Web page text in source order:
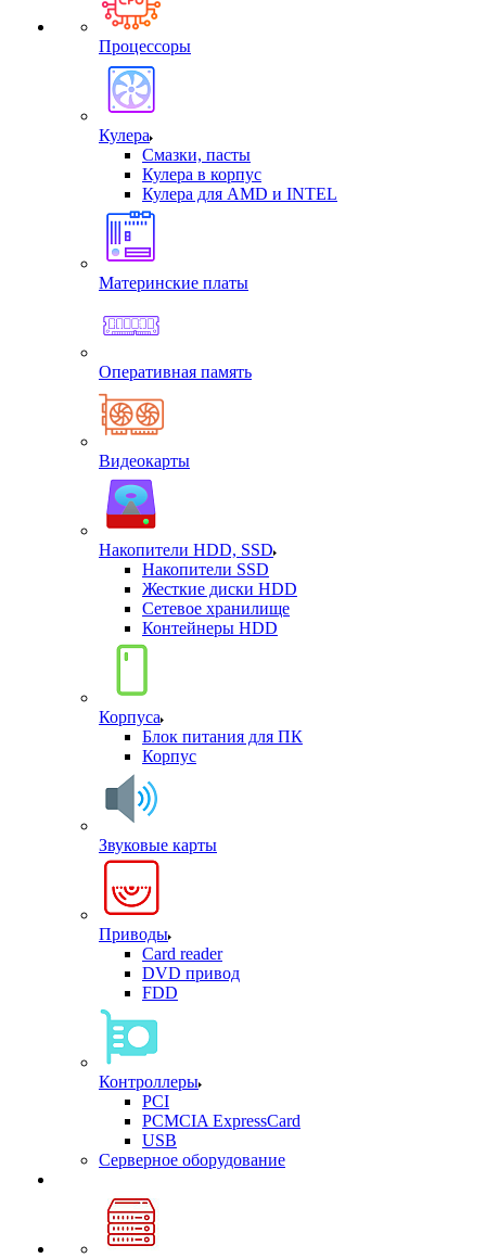
Процессоры
Кулера
Смазки, пасты
Кулера в корпус
Кулера для AMD и INTEL
Материнские платы
Оперативная память
Видеокарты
Накопители HDD, SSD
Накопители SSD
Жесткие диски HDD
Сетевое хранилище
Контейнеры HDD
Корпуса
Блок питания для ПК
Корпус
Звуковые карты
Приводы
Card reader
DVD привод
FDD
Контроллеры
PCI
PCMCIA ExpressCard
USB
Cерверное оборудование